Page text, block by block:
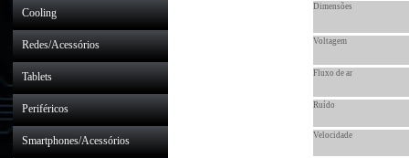
Cooling
Redes/Acessórios
Tablets
Periféricos
Smartphones/Acessórios
Dimensões
Voltagem
Fluxo de ar
Ruído
Velocidade